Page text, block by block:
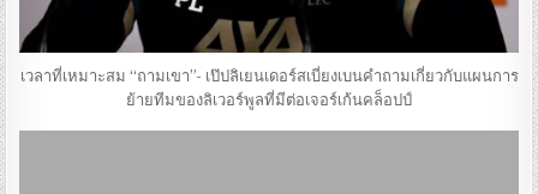
เวลาที่เหมาะสม “ถามเขา”- เป๊ปลิเยนเดอร์สเบี่ยงเบนคําถามเกี่ยวกับแผนการ
ย้ายทีมของลิเวอร์พูลที่มีต่อเจอร์เก้นคล็อปป์